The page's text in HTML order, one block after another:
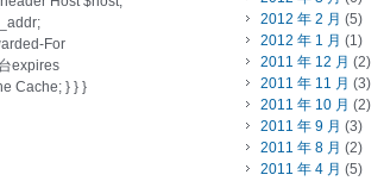
For
expires
Cache; } } }
2012 年 2 月 (5)
2012 年 1 月 (1)
2011 年 12 月 (2)
2011 年 11 月 (3)
2011 年 10 月 (2)
2011 年 9 月 (3)
2011 年 8 月 (2)
2011 年 4 月 (5)